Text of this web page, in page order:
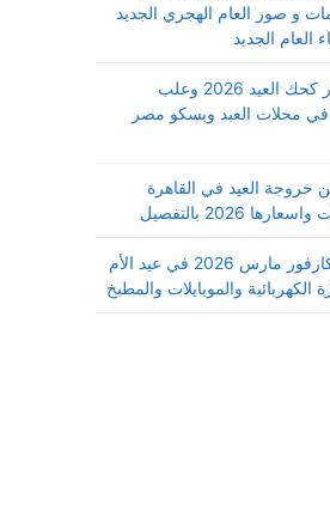
وكلمات و صور العام الهجري الجديد
جميع أسعار كحك العيد 2026 وعلب
محلات العبد وبسكو مصر
خروجة العيد في القاهرة
2026 بالتفصيل
تخفيضات كارفور مارس 2026 في عيد الأم
الكهربائية والموبايلات والمطبخ